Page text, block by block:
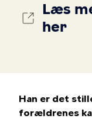
Læs
her
Han er det
forældrenes